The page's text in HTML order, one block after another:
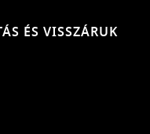
ÉS VISSZÁRUK